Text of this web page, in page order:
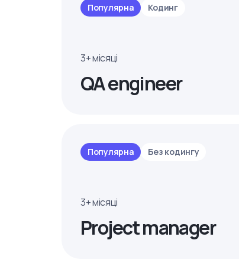
Популярна Кодинг
3+ місяці
QA engineer
Популярна Без кодингу
3+ місяці
Project manager